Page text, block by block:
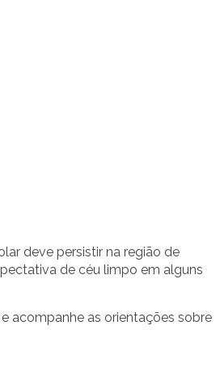
deve persistir na região de
de céu limpo em alguns
acompanhe as orientações sobre